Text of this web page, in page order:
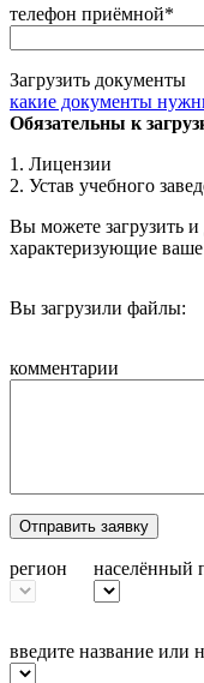
телефон приёмной*
Загрузить документы
какие документы
Обязательны к
1. Лицензии
2. Устав учебного
Вы можете загрузить
характеризующие ваше
Вы загрузили файлы:
комментарии
Отправить заявку
регион населённый
введите название или